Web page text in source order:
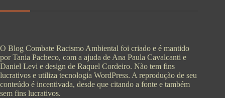
O Blog Combate Racismo Ambiental foi criado e é mantido
por Tania Pacheco, com a ajuda de Ana Paula Cavalcanti e
Daniel Levi e design de Raquel Cordeiro. Não tem fins
lucrativos e utiliza tecnologia WordPress. A reprodução de seu
conteúdo é incentivada, desde que citando a fonte e também
sem fins lucrativos.